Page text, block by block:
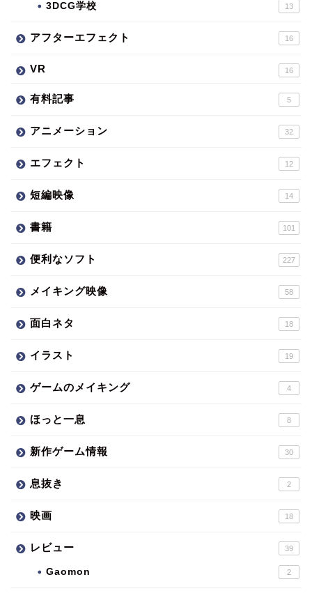
3DCG学校 13
アフターエフェクト 16
VR 16
有料記事 5
アニメーション 32
エフェクト 12
短編映像 14
書籍 101
便利なソフト 227
メイキング映像 58
面白ネタ 18
イラスト 19
ゲームのメイキング 4
ほっと一息 8
新作ゲーム情報 30
息抜き 2
映画 18
レビュー 39
Gaomon 2